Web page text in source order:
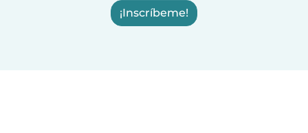
¡Inscríbeme!